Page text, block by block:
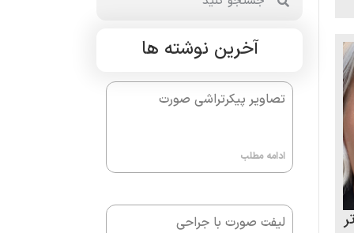
آخرین نوشته ها
تصاویر پیکرتراشی صورت
ادامه مطلب
لیفت صورت با جراحی